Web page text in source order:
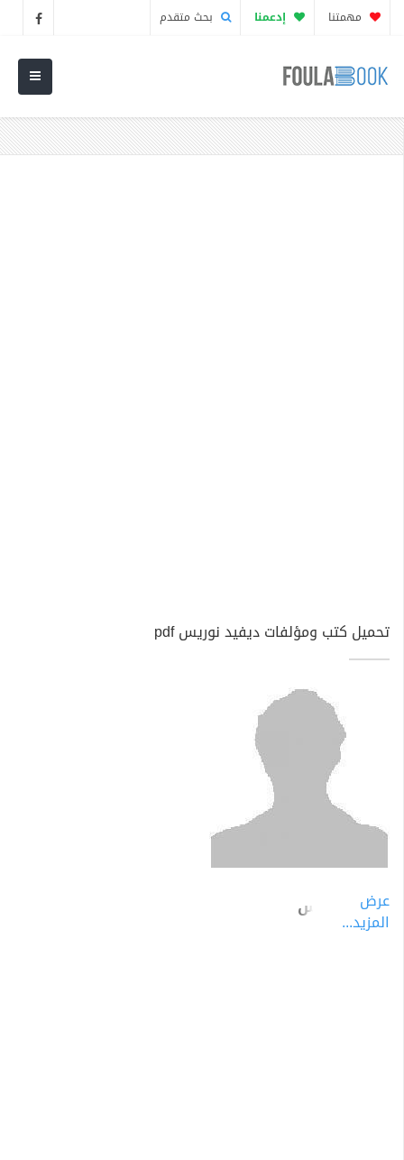
مهمتنا إدعمنا بحث متقدم
تحميل كتب ومؤلفات ديفيد نوريس pdf
ديفيد نوريس
عرض
المزيد...